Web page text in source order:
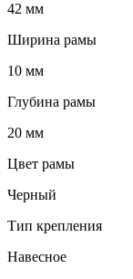
42 мм
Ширина рамы
10 мм
Глубина рамы
20 мм
Цвет рамы
Черный
Тип крепления
Навесное